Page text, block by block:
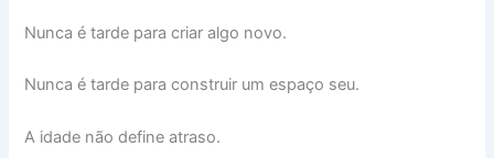
Nunca é tarde para criar algo novo.
Nunca é tarde para construir um espaço seu.
A idade não define atraso.